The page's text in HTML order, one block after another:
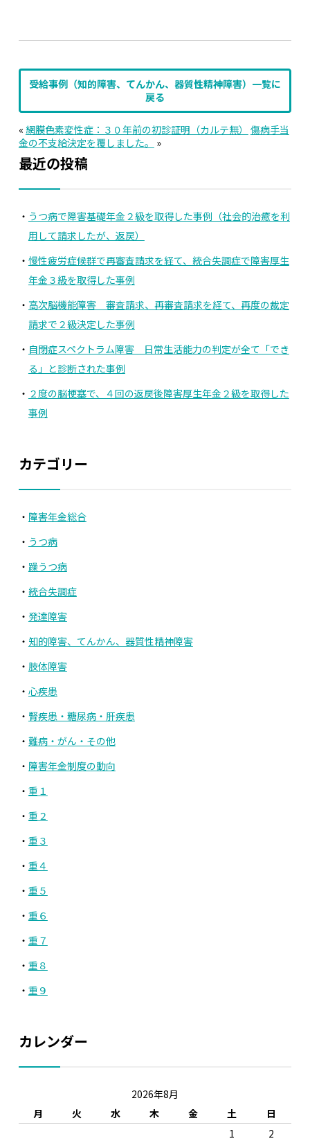
受給事例（知的障害、てんかん、器質性精神障害）一覧に
戻る
« 網膜色素変性症：３０年前の初診証明（カルテ無）
傷病手当
金の不支給決定を覆しました。
»
最近の投稿
うつ病で障害基礎年金２級を取得した事例（社会的治癒を利
用して請求したが、返戻）
慢性疲労症候群で再審査請求を経て、統合失調症で障害厚生
年金３級を取得した事例
高次脳機能障害 審査請求、再審査請求を経て、再度の裁定
請求で２級決定した事例
自閉症スペクトラム障害 日常生活能力の判定が全て「でき
る」と診断された事例
２度の脳梗塞で、４回の返戻後障害厚生年金２級を取得した
事例
カテゴリー
障害年金総合
うつ病
躁うつ病
統合失調症
発達障害
知的障害、てんかん、器質性精神障害
肢体障害
心疾患
腎疾患・糖尿病・肝疾患
難病・がん・その他
障害年金制度の動向
重１
重２
重３
重４
重５
重６
重７
重８
重９
カレンダー
2026年8月
月
火 水 木 金 土
日
1
2